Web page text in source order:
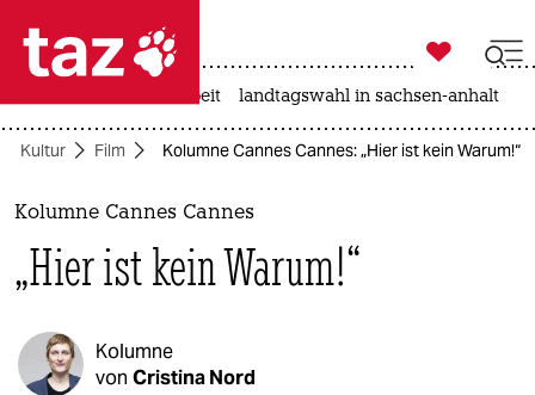
 taz zahl ich
taz zahl ich
themen
politik
öko
gesellschaft

taz zahl ich
arbeit landtagswahl in sachsen-anhalt
Kultur Film Kolumne Cannes Cannes: „Hier ist kein Warum!“
Kolumne Cannes Cannes
„Hier ist kein Warum!“
Kolumne
von Cristina Nord